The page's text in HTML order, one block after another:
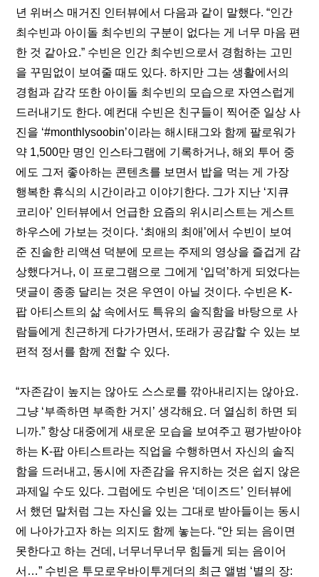
년 위버스 매거진 인터뷰에서 다음과 같이 말했다. “인간
최수빈과 아이돌 최수빈의 구분이 없다는 게 너무 마음 편
한 것 같아요.” 수빈은 인간 최수빈으로서 경험하는 고민
을 꾸밈없이 보여줄 때도 있다. 하지만 그는 생활에서의
경험과 감각 또한 아이돌 최수빈의 모습으로 자연스럽게
드러내기도 한다. 예컨대 수빈은 친구들이 찍어준 일상 사
진을 ‘#monthlysoobin’이라는 해시태그와 함께 팔로워가
약 1,500만 명인 인스타그램에 기록하거나, 해외 투어 중
에도 그저 좋아하는 콘텐츠를 보면서 밥을 먹는 게 가장
행복한 휴식의 시간이라고 이야기한다. 그가 지난 ‘지큐
코리아’ 인터뷰에서 언급한 요즘의 위시리스트는 게스트
하우스에 가보는 것이다. ‘최애의 최애’에서 수빈이 보여
준 진솔한 리액션 덕분에 모르는 주제의 영상을 즐겁게 감
상했다거나, 이 프로그램으로 그에게 ‘입덕’하게 되었다는
댓글이 종종 달리는 것은 우연이 아닐 것이다. 수빈은 K-
팝 아티스트의 삶 속에서도 특유의 솔직함을 바탕으로 사
람들에게 친근하게 다가가면서, 또래가 공감할 수 있는 보
편적 정서를 함께 전할 수 있다.
“자존감이 높지는 않아도 스스로를 깎아내리지는 않아요.
그냥 ‘부족하면 부족한 거지’ 생각해요. 더 열심히 하면 되
니까.” 항상 대중에게 새로운 모습을 보여주고 평가받아야
하는 K-팝 아티스트라는 직업을 수행하면서 자신의 솔직
함을 드러내고, 동시에 자존감을 유지하는 것은 쉽지 않은
과제일 수도 있다. 그럼에도 수빈은 ‘데이즈드’ 인터뷰에
서 했던 말처럼 그는 자신을 있는 그대로 받아들이는 동시
에 나아가고자 하는 의지도 함께 놓는다. “안 되는 음이면
못한다고 하는 건데, 너무너무너무 힘들게 되는 음이어
서…” 수빈은 투모로우바이투게더의 최근 앨범 ‘별의 장: